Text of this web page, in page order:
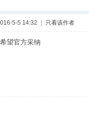
5-5 14:32 只看该作者
望官方采纳